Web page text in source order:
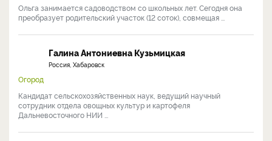
Ольга занимается садоводством со школьных лет. Сегодня она
преобразует родительский участок (12 соток), совмещая ...
Галина Антониевна Кузьмицкая
Россия, Хабаровск
Огород
Кандидат сельскохозяйственных наук, ведущий научный
сотрудник отдела овощных культур и картофеля
Дальневосточного НИИ ...